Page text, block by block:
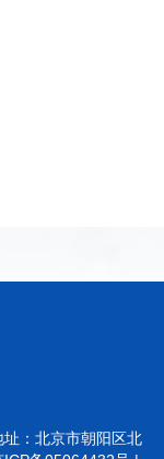
：北京市朝阳区北